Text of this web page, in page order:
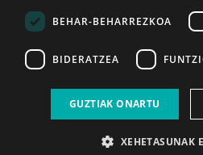
2026ko eka. 1a
BEHAR-BEHARREZKOA
BIDERATZEA
GUZTIAK ONARTU
XEHETASUNAK